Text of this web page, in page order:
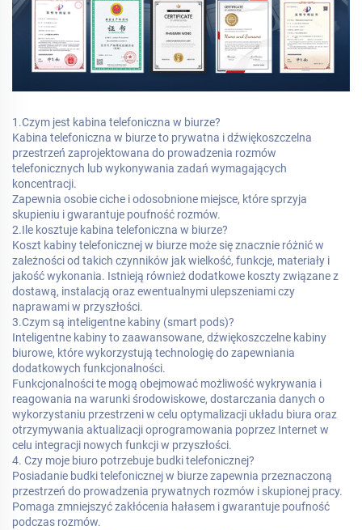
1.Czym jest kabina telefoniczna w biurze?
Kabina telefoniczna w biurze to prywatna i dźwiękoszczelna
przestrzeń zaprojektowana do prowadzenia rozmów
telefonicznych lub wykonywania zadań wymagających
koncentracji.
Zapewnia osobie ciche i odosobnione miejsce, które sprzyja
skupieniu i gwarantuje poufność rozmów.
2.Ile kosztuje kabina telefoniczna w biurze?
Koszt kabiny telefonicznej w biurze może się znacznie różnić w
zależności od takich czynników jak wielkość, funkcje, materiały i
jakość wykonania. Istnieją również dodatkowe koszty związane z
dostawą, instalacją oraz ewentualnymi ulepszeniami czy
naprawami w przyszłości.
3.Czym są inteligentne kabiny (smart pods)?
Inteligentne kabiny to zaawansowane, dźwiękoszczelne kabiny
biurowe, które wykorzystują technologię do zapewniania
dodatkowych funkcjonalności.
Funkcjonalności te mogą obejmować możliwość wykrywania i
reagowania na warunki środowiskowe, dostarczania danych o
wykorzystaniu przestrzeni w celu optymalizacji układu biura oraz
otrzymywania aktualizacji oprogramowania poprzez Internet w
celu integracji nowych funkcji w przyszłości.
4. Czy moje biuro potrzebuje budki telefonicznej?
Posiadanie budki telefonicznej w biurze zapewnia przeznaczoną
przestrzeń do prowadzenia prywatnych rozmów i skupionej pracy.
Pomaga zmniejszyć zakłócenia hałasem i gwarantuje poufność
podczas rozmów.